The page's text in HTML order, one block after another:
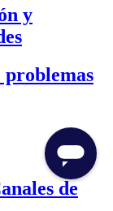
y
problemas
de